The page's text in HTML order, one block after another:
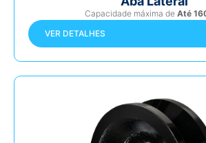
Capacidade máxima de Até
VER DETALHES